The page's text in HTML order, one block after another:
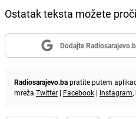
Ostatak teksta možete
Dodajte
Radiosarajevo.bapratite putem
mreža Twitter | Facebook | Instagram